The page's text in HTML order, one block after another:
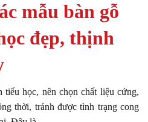
mẫu bàn gỗ
đẹp, thịnh
học, nên chọn chất liệu cứng,
thời, tránh được tình trạng cong